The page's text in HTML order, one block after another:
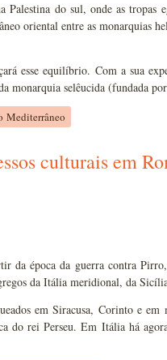
Palestina do sul, onde as
oriental entre as monarquias
esse equilíbrio. Com a sua
monarquia selêucida (fundada
Mediterrâneo
culturais em
da época da guerra contra
da Itália meridional, da
em Siracusa, Corinto e
do rei Perseu. Em Itália há